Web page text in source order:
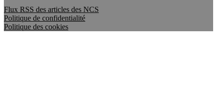
Flux RSS des articles des NCS
Politique de confidentialité
Politique des cookies